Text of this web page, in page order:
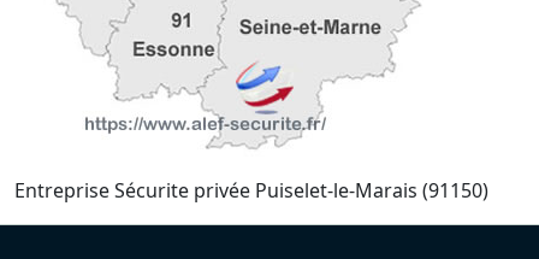
Entreprise Sécurite privée Puiselet-le-Marais (91150)